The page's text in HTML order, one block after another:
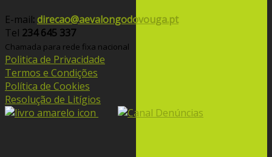
E-mail:direcao@aevalongodovouga.pt
Tel 234 645 337
Chamada para rede fixa nacional
Politica de Privacidade
Termos e Condições
Política de Cookies
Resolução de Litígios